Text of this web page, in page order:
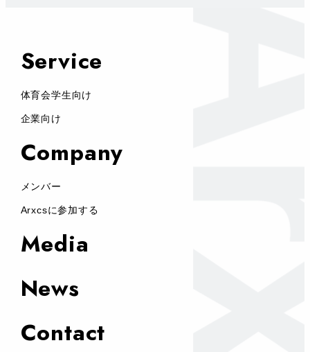
Service
体育会学生向け
企業向け
Company
メンバー
Arxcsに参加する
Media
News
Contact